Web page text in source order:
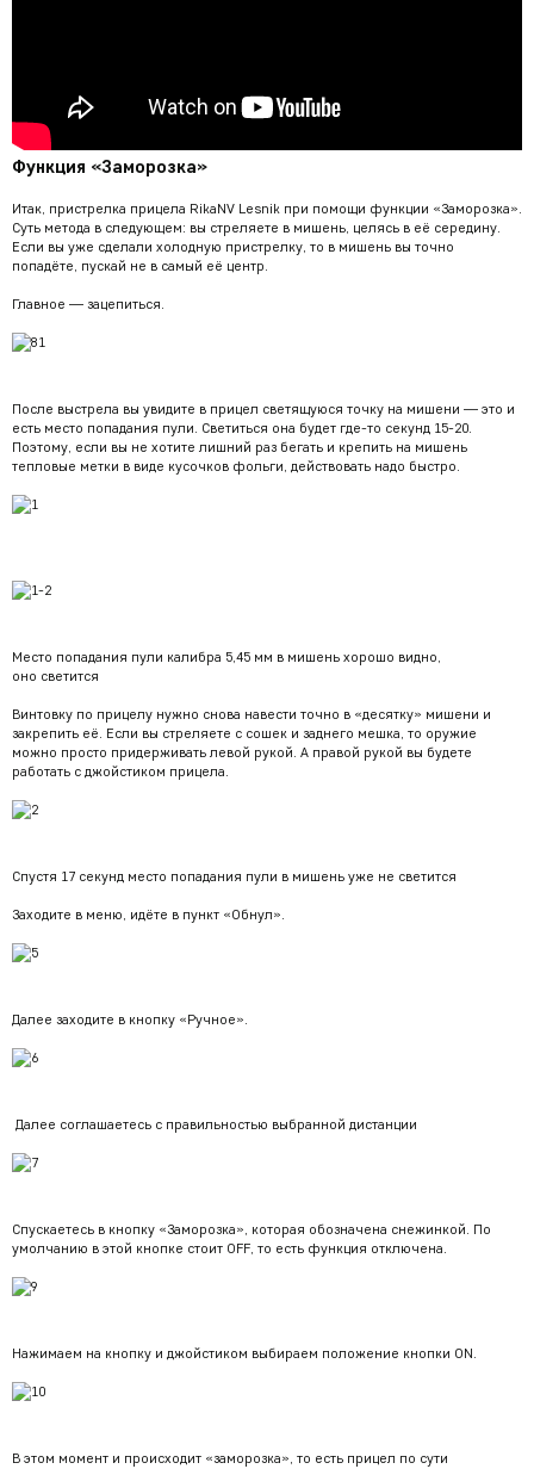
Функция «Заморозка»
Итак, пристрелка прицела RikaNV Lesnik при помощи функции «Заморозка».
Суть метода в следующем: вы стреляете в мишень, целясь в её середину.
Если вы уже сделали холодную пристрелку, то в мишень вы точно
попадёте, пускай не в самый её центр.
Главное — зацепиться.
После выстрела вы увидите в прицел светящуюся точку на мишени — это и
есть место попадания пули. Светиться она будет где-то секунд 15-20.
Поэтому, если вы не хотите лишний раз бегать и крепить на мишень
тепловые метки в виде кусочков фольги, действовать надо быстро.
Место попадания пули калибра 5,45 мм в мишень хорошо видно,
оно светится
Винтовку по прицелу нужно снова навести точно в «десятку» мишени и
закрепить её. Если вы стреляете с сошек и заднего мешка, то оружие
можно просто придерживать левой рукой. А правой рукой вы будете
работать с джойстиком прицела.
Спустя 17 секунд место попадания пули в мишень уже не светится
Заходите в меню, идёте в пункт «Обнул».
Далее заходите в кнопку «Ручное».
Далее соглашаетесь с правильностью выбранной дистанции
Спускаетесь в кнопку «Заморозка», которая обозначена снежинкой. По
умолчанию в этой кнопке стоит OFF, то есть функция отключена.
Нажимаем на кнопку и джойстиком выбираем положение кнопки ON.
В этом момент и происходит «заморозка», то есть прицел по сути